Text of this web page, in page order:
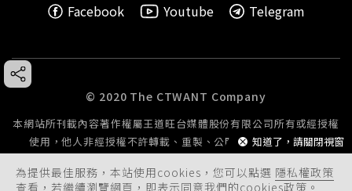
為提供最佳服務，本站使用cookies，您可以點選 隱私權政策
查看，若繼續瀏覽網頁，即表示同意我們的cookies政策。
知道了，請關閉視窗
Facebook
Youtube Telegram
© 2020 The CTWANT Company
本網站所刊載內容著作權屬王道旺台媒體股份有限公司所有或經授權
使用，他人非經授權不許轉載、重製、公開播送或公開傳輸。